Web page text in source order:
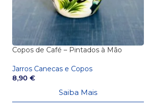
Copos de Café – Pintados à Mão
Jarros Canecas e Copos
8,90 €
Saiba Mais